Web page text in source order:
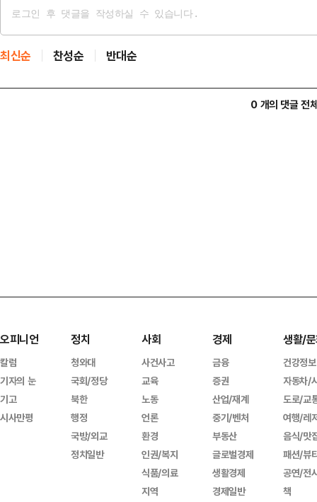
최신순 찬성순 반대순
0 개의 댓글 전
오피니언
칼럼
기자의 눈
기고
시사만평
정치
청와대
국회/정당
북한
행정
국방/외교
정치일반
사회
사건사고
교육
노동
언론
환경
인권/복지
식품/의료
지역
경제
금융
증권
산업/재계
중기/벤처
부동산
글로벌경제
생활경제
경제일반
생활/
건강정보
자동차/
도로/교
여행/레
음식/맛
패션/뷰
공연/전
책